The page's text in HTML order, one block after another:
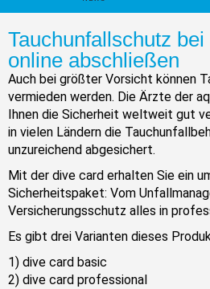
Tauchunfallschutz
online abschließen
Auch bei größter Vorsicht können
vermieden werden. Die Ärzte der
Ihnen die Sicherheit weltweit gut
in vielen Ländern die
unzureichend abgesichert.
Mit der dive card erhalten Sie ein
Sicherheitspaket: Vom
Versicherungsschutz alles in
Es gibt drei Varianten dieses
1) dive card basic
2) dive card professional